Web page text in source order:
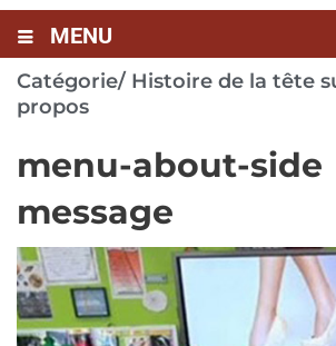
MENU
Catégorie/ Histoire de la tête
propos
menu-about-side
message